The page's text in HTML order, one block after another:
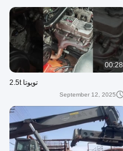
00:28
تويوتا 2.5t
September 12, 2025